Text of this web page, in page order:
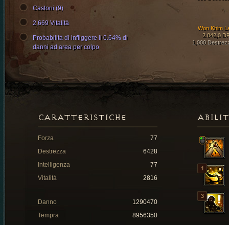
Won Khim
2.842,0
1,000
Castoni (9)
2,669 Vitalità
Probabilità di infliggere il 0.64% di
danni ad area per colpo
CARATTERISTICHE
Forza
77
Destrezza
6428
Intelligenza
77
Vitalità
2816
Danno
1290470
Tempra
8956350